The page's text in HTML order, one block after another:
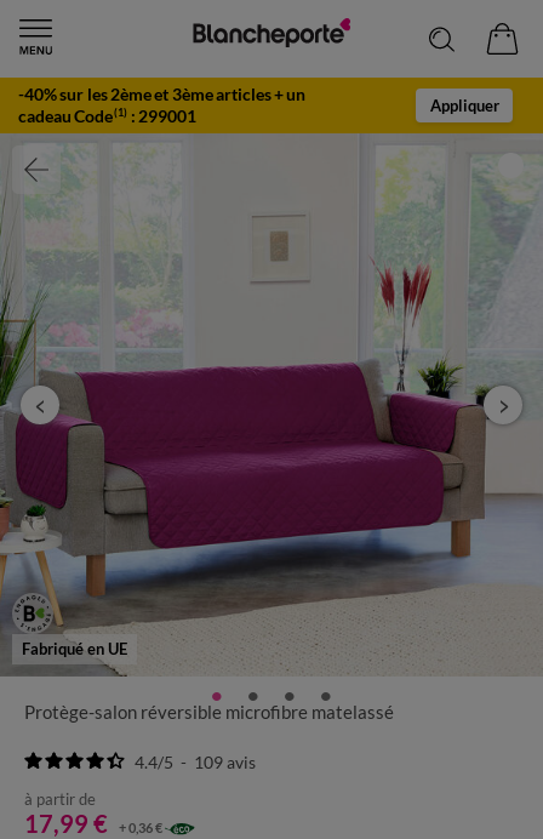
-40% sur les 2ème et 3ème articles + un
cadeau Code(1) : 299001
Appliquer
Fabriqué en UE
Protège-salon réversible microfibre matelassé
4.4/5 - 109avis
à partir de
17,99 € + 0,36 €